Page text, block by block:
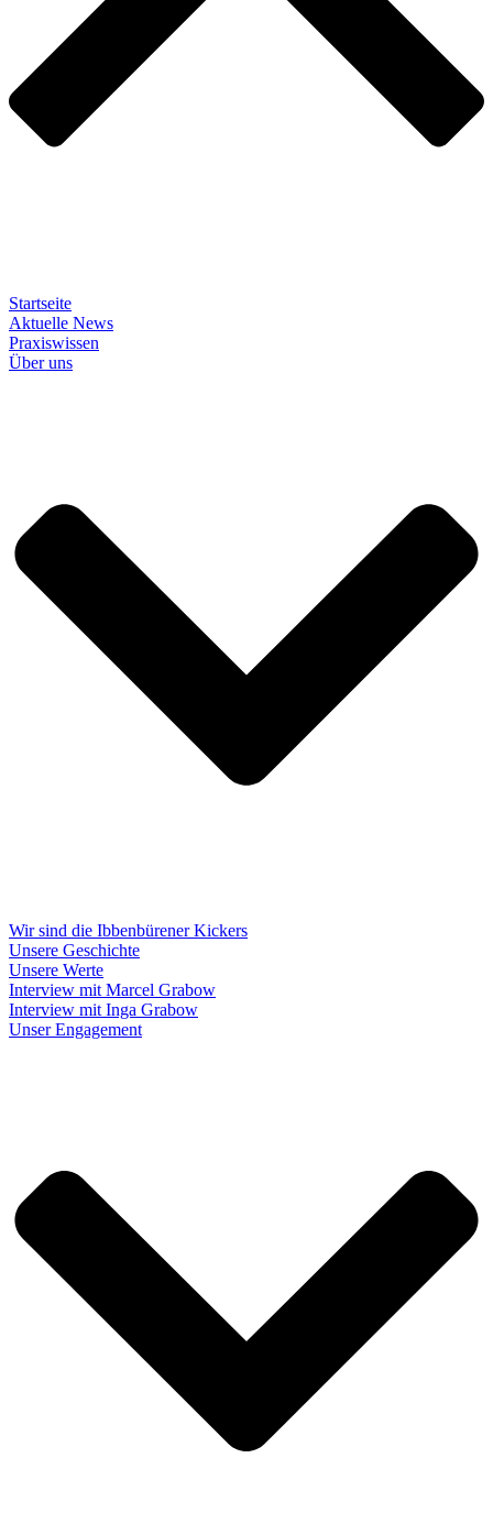
Startseite
Aktuelle News
Praxiswissen
Über uns
Wir sind die Ibbenbürener Kickers
Unsere Geschichte
Unsere Werte
Interview mit Marcel Grabow
Interview mit Inga Grabow
Unser Engagement